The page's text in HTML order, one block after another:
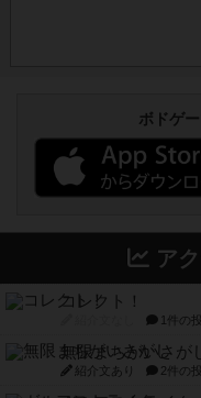
ボドゲ
ア
コレクト！
1件の
無限まちがいさがし
紹介文あり 2件の